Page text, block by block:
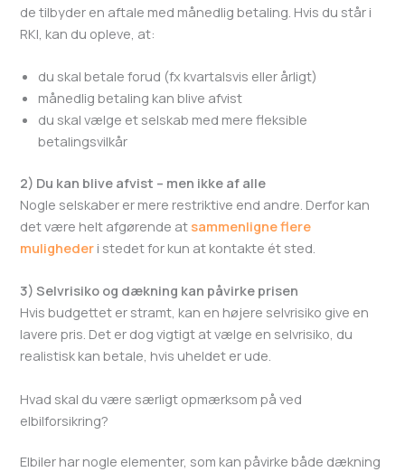
de tilbyder en aftale med månedlig betaling. Hvis du står i
RKI, kan du opleve, at:
du skal betale forud (fx kvartalsvis eller årligt)
månedlig betaling kan blive afvist
du skal vælge et selskab med mere fleksible
betalingsvilkår
2) Du kan blive afvist – men ikke af alle
Nogle selskaber er mere restriktive end andre. Derfor kan
det være helt afgørende at sammenligne flere
muligheder i stedet for kun at kontakte ét sted.
3) Selvrisiko og dækning kan påvirke prisen
Hvis budgettet er stramt, kan en højere selvrisiko give en
lavere pris. Det er dog vigtigt at vælge en selvrisiko, du
realistisk kan betale, hvis uheldet er ude.
Hvad skal du være særligt opmærksom på ved
elbilforsikring?
Elbiler har nogle elementer, som kan påvirke både dækning